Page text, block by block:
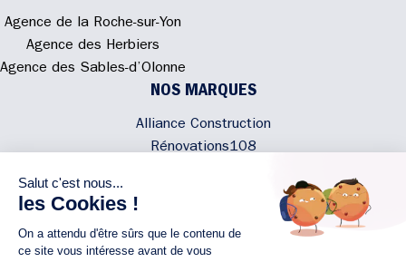
Agence de la Roche-sur-Yon
Agence des Herbiers
Agence des Sables-d’Olonne
NOS MARQUES
Alliance Construction
Rénovations108
NOUS CONTACTER